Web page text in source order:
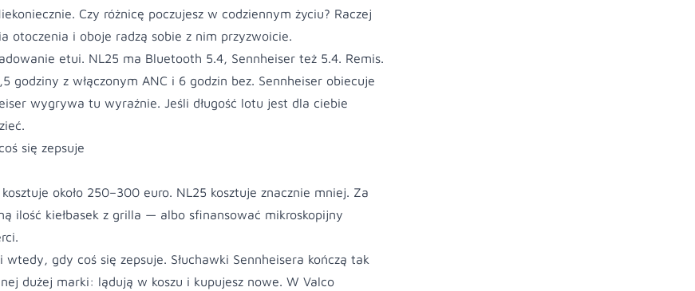
Czy różnicę poczujesz w codziennym życiu? Raczej
otoczenia i oboje radzą sobie z nim przyzwoicie.
etui. NL25 ma Bluetooth 5.4, Sennheiser też 5.4. Remis.
godziny z włączonym ANC i 6 godzin bez. Sennheiser obiecuje
wygrywa tu wyraźnie. Jeśli długość lotu jest dla ciebie
się zepsuje
około 250–300 euro. NL25 kosztuje znacznie mniej. Za
ilość kiełbasek z grilla — albo sfinansować mikroskopijny
wtedy, gdy coś się zepsuje. Słuchawki Sennheisera kończą tak
dużej marki: lądują w koszu i kupujesz nowe. W Valco